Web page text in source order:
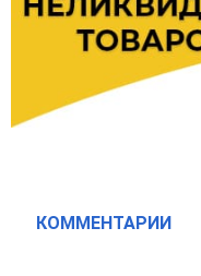
КОММЕНТАРИИ